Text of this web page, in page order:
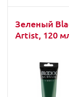
Зеленый
Artist, 120